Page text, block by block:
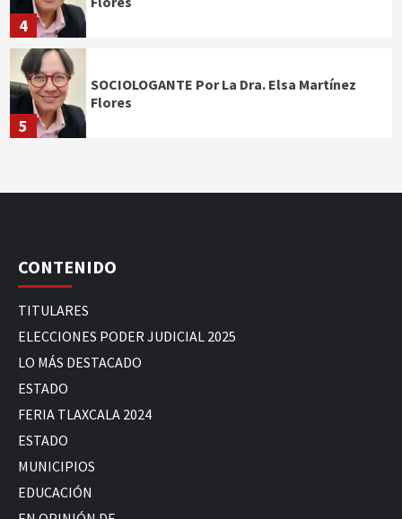
4
5
SOCIOLOGANTE Por La Dra. Elsa Martínez
Flores
CONTENIDO
TITULARES
ELECCIONES PODER JUDICIAL 2025
LO MÁS DESTACADO
ESTADO
FERIA TLAXCALA 2024
ESTADO
MUNICIPIOS
EDUCACIÓN